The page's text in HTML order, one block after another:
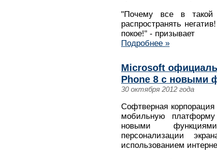
"Почему все в такой
распространять
покое!" - призывает
Подробнее »
Microsoft
Phone 8 с новыми
30 октября 2012 года
Софтверная
мобильную
новыми
персонализации
использованием